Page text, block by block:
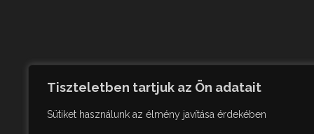
Tiszteletben tartjuk az Ön adatait
Sütiket használunk az élmény javítása érdekében